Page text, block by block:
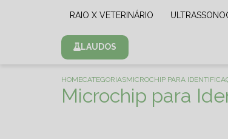
RAIO X VETERINÁRIO
LAUDOS
HOMECATEGORIASMICROCHIP PARA
Microchip para